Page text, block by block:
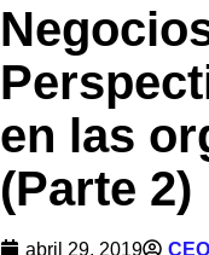
en las
(Parte 2)
abril 29, 2019